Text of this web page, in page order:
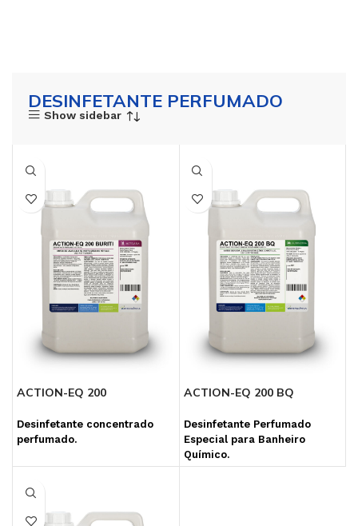
DESINFETANTE PERFUMADO
Show sidebar
ACTION-EQ 200
Desinfetante concentrado
perfumado.
ACTION-EQ 200 BQ
Desinfetante Perfumado
Especial para Banheiro
Químico.